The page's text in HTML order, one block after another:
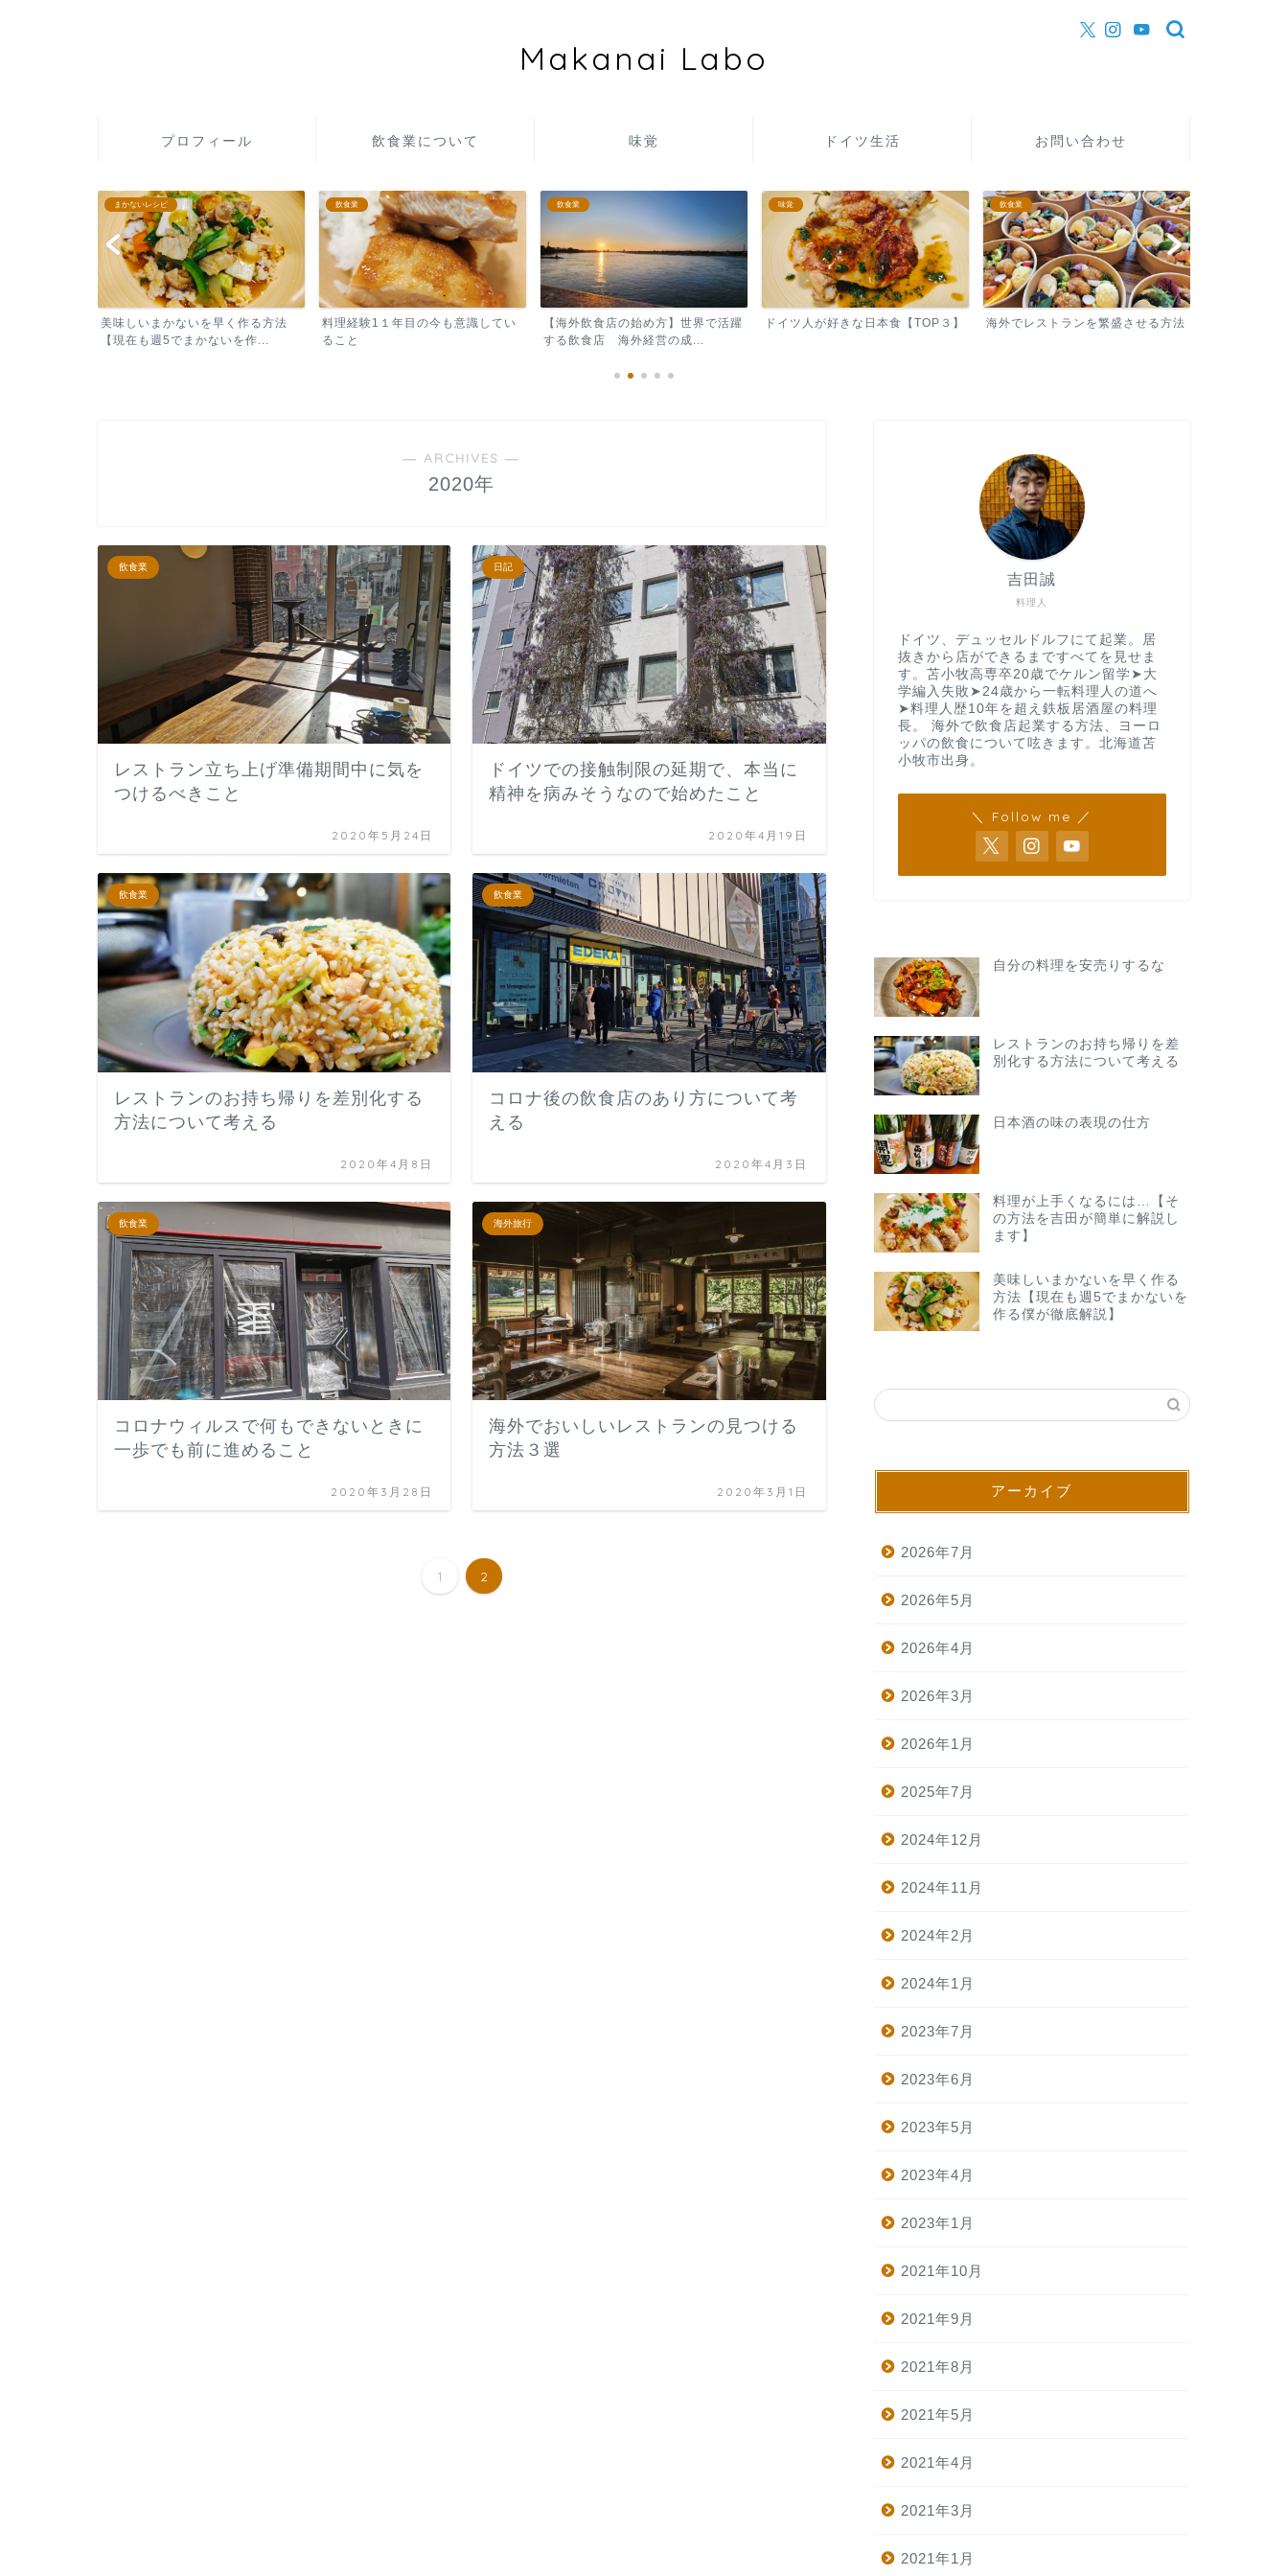
Makanai Labo
プロフィール 飲食業について 味覚 ドイツ生活 お問い合わせ
飲食業
料理経験1１年目の今も意識してい
ること
飲食業
【海外飲食店の始め方】世界で活躍
する飲食店 海外経営の成...
味覚
ドイツ人が好きな日本食【TOP３】
飲食業
海外でレストランを繁盛させる方法
まかないレシピ
美味しいまかないを早く作る方法
― ARCHIVES ―
2020年
飲食業
レストラン立ち上げ準備期間中に気を
つけるべきこと
2020年5月24日
日記
ドイツでの接触制限の延期で、本当に
精神を病みそうなので始めたこと
2020年4月19日
飲食業
レストランのお持ち帰りを差別化する
方法について考える
2020年4月8日
飲食業
コロナ後の飲食店のあり方について考
える
2020年4月3日
飲食業
コロナウィルスで何もできないときに
一歩でも前に進めること
2020年3月28日
海外旅行
海外でおいしいレストランの見つける
方法３選
2020年3月1日
1 2
料理人
吉田誠
ドイツ、デュッセルドルフにて起業。居
抜きから店ができるまですべてを見せま
す。苫小牧高専卒20歳でケルン留学➤大
学編入失敗➤24歳から一転料理人の道へ
➤料理人歴10年を超え鉄板居酒屋の料理
長。 海外で飲食店起業する方法、ヨーロ
ッパの飲食について呟きます。北海道苫
小牧市出身。
＼ Follow me ／
自分の料理を安売りするな
レストランのお持ち帰りを差
別化する方法について考える
日本酒の味の表現の仕方
料理が上手くなるには…【そ
の方法を吉田が簡単に解説し
ます】
美味しいまかないを早く作る
方法【現在も週5でまかないを
作る僕が徹底解説】
アーカイブ
2026年7月
2026年5月
2026年4月
2026年3月
2026年1月
2025年7月
2024年12月
2024年11月
2024年2月
2024年1月
2023年7月
2023年6月
2023年5月
2023年4月
2023年1月
2021年10月
2021年9月
2021年8月
2021年5月
2021年4月
2021年3月
2021年1月